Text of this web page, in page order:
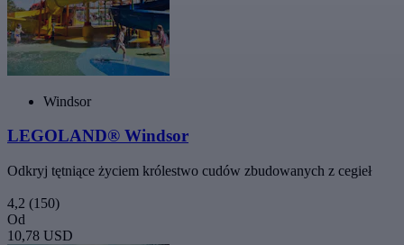
Windsor
LEGOLAND® Windsor
Odkryj tętniące życiem królestwo cudów zbudowanych z cegieł
4,2 (150)
Od
10,78 USD